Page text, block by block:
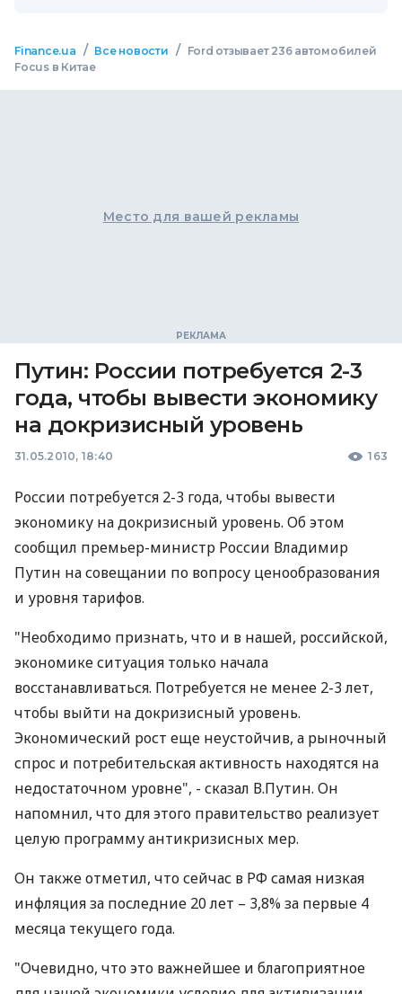
Finance.ua / Все новости /
Ford отзывает 236 автомобилей
Focus в Китае
Место для вашей рекламы
Путин: России потребуется 2-3
года, чтобы вывести экономику
на докризисный уровень
31.05.2010, 18:40 163
России потребуется 2-3 года, чтобы вывести
экономику на докризисный уровень. Об этом
сообщил премьер-министр России Владимир
Путин на совещании по вопросу ценообразования
и уровня тарифов.
"Необходимо признать, что и в нашей, российской,
экономике ситуация только начала
восстанавливаться. Потребуется не менее 2-3 лет,
чтобы выйти на докризисный уровень.
Экономический рост еще неустойчив, а рыночный
спрос и потребительская активность находятся на
недостаточном уровне", - сказал В.Путин. Он
напомнил, что для этого правительство реализует
целую программу антикризисных мер.
Он также отметил, что сейчас в РФ самая низкая
инфляция за последние 20 лет – 3,8% за первые 4
месяца текущего года.
"Очевидно, что это важнейшее и благоприятное